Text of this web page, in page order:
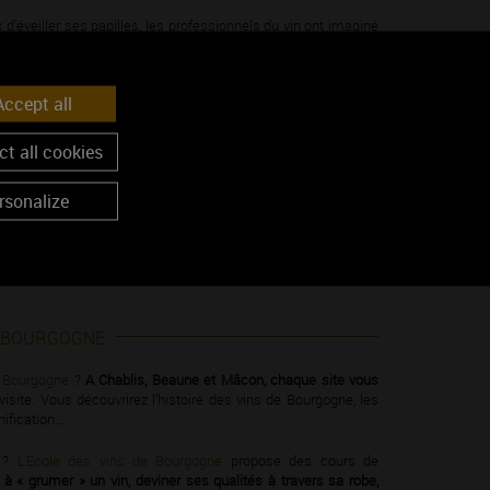
ses papilles, les professionnels du vin ont imaginé
le bonheur de découvrir les arômes et saveurs des
? A Chablis, Beaune et Mâcon, chaque site vous
Vous découvrirez l’histoire des vins de Bourgogne, les
L’Ecole des vins de Bourgogne propose des cours de
à « grumer » un vin, deviner ses qualités à travers sa robe,
all
all cookies